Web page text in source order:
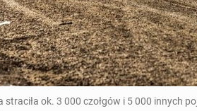
ok. 3 000 czołgów i 5 000 innych